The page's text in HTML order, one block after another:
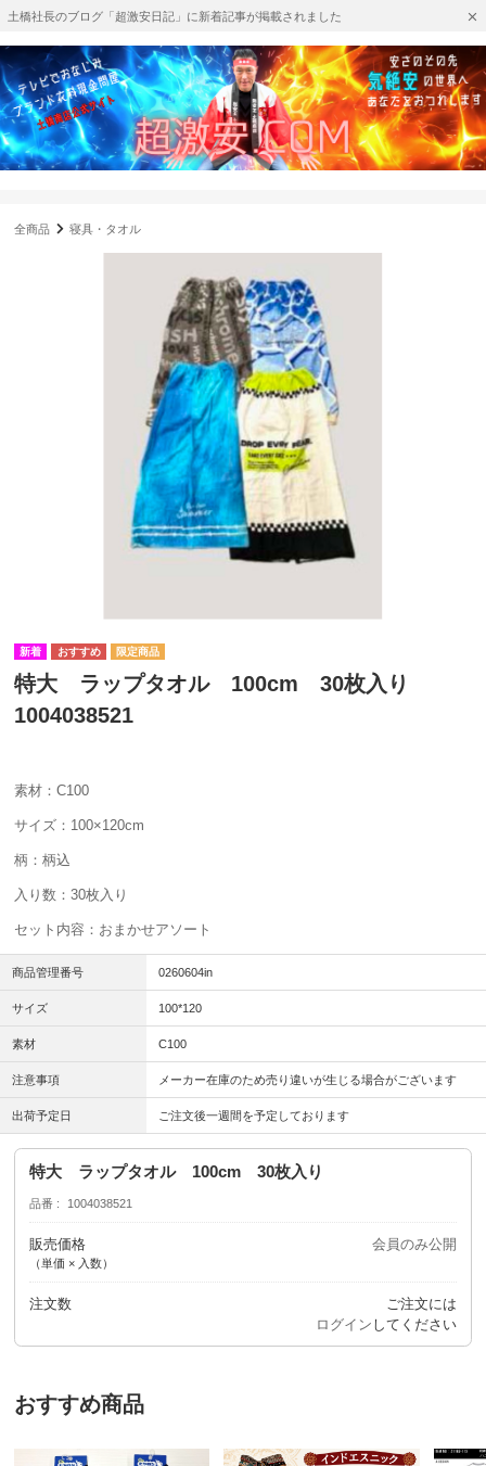
土橋社長のブログ「超激安日記」に新着記事が掲載されました
全商品 寝具・タオル
特大 ラップタオル 100cm 30枚入り
1004038521
素材：C100
サイズ：100×120cm
柄：柄込
入り数：30枚入り
セット内容：おまかせアソート
商品管理番号 0260604in
サイズ 100*120
素材 C100
注意事項 メーカー在庫のため売り違いが生じる場合がございます
出荷予定日 ご注文後一週間を予定しております
特大 ラップタオル 100cm 30枚入り
品番 1004038521
販売価格
（単価 × 入数）
会員のみ公開
注文数
ご注文には
ログイン してください
おすすめ商品